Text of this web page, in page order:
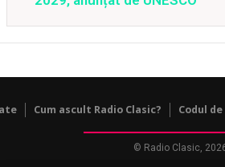
Cum ascult Radio Clasic? Codul
© Radio Clasic,